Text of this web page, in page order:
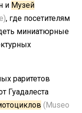
и Музей
, где посетителям
миниатюрные
раритетов
Гуадалеста
(Museo